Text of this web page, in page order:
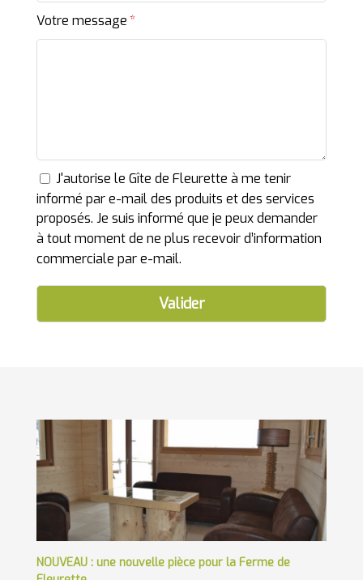
Votre message
J'autorise le Gîte de Fleurette à me tenir
informé par e-mail des produits et des services
proposés. Je suis informé que je peux demander
à tout moment de ne plus recevoir d’information
commerciale par e-mail.
Valider
NOUVEAU : une nouvelle pièce pour la Ferme de